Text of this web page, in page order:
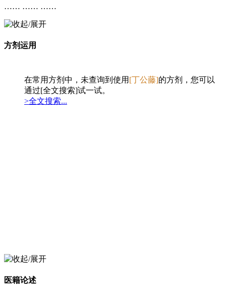
…… …… ……
方剂运用
在常用方剂中，未查询到使用 [丁公藤]的方剂，您可以
通过[全文搜索]试一试。
>全文搜索...
医籍论述